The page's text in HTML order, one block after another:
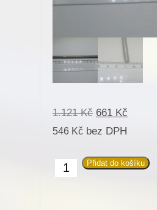
1.121Kč Původní
cena
1.121 Kč.
661 Kč
661 Kč.
546 Kč bez DPH
391150Přidat do košíku